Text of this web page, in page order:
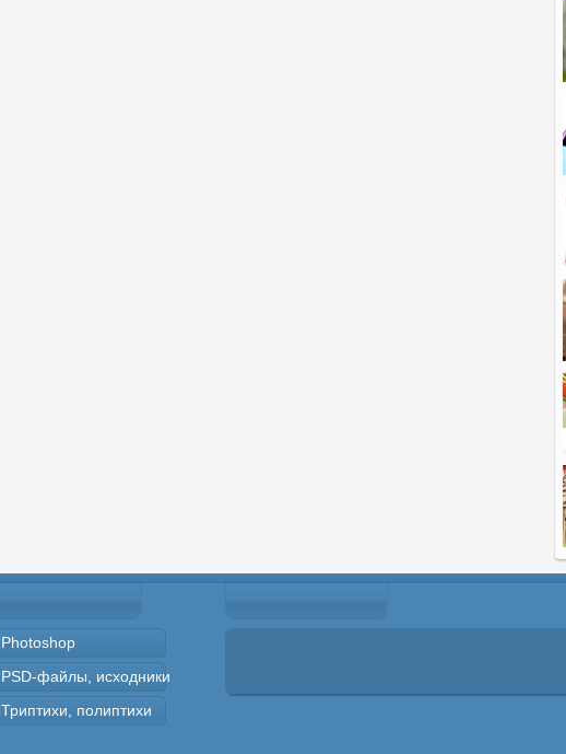
Photoshop
PSD-файлы, исходники
Триптихи, полиптихи